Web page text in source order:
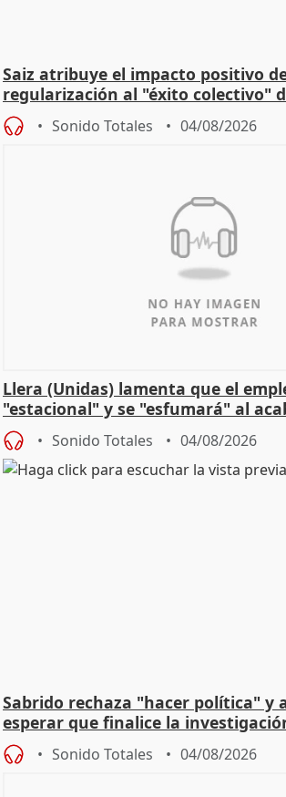
Saiz atribuye el impacto positivo
regularización al "éxito colectivo"
Sonido Totales 04/08/2026
Llera (Unidas) lamenta que el
"estacional" y se "esfumará" al
Sonido Totales 04/08/2026
Sabrido rechaza "hacer política" y
esperar que finalice la
Sonido Totales 04/08/2026